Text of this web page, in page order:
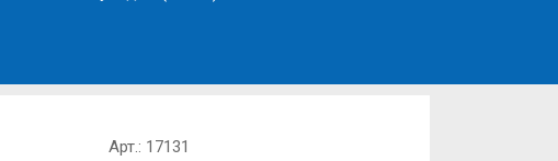
Арт.: 17131